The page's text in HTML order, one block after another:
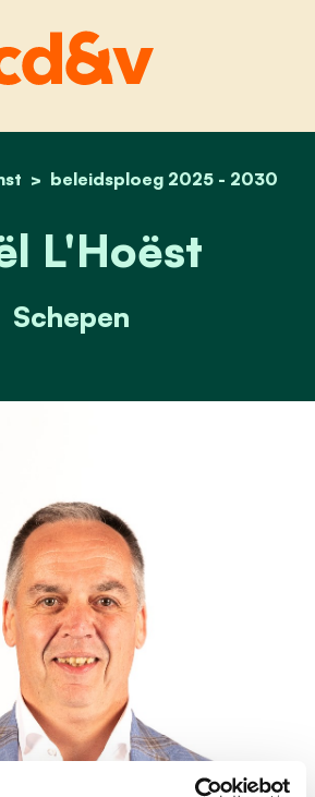
home
beleidsploeg 2025 - 2030
joël l'hoëst
L'Hoëst
Schepen